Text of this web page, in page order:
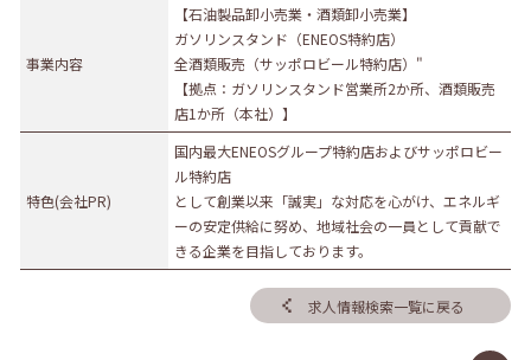
事業内容
【石油製品卸小売業・酒類卸小売業】
ガソリンスタンド（ENEOS特約店）
全酒類販売（サッポロビール特約店）"
【拠点：ガソリンスタンド営業所2か所、酒類販売
店1か所（本社）】
特色(会社PR)
国内最大ENEOSグループ特約店およびサッポロビー
ル特約店
として創業以来「誠実」な対応を心がけ、エネルギ
ーの安定供給に努め、地域社会の一員として貢献で
きる企業を目指しております。
求人情報検索一覧に戻る